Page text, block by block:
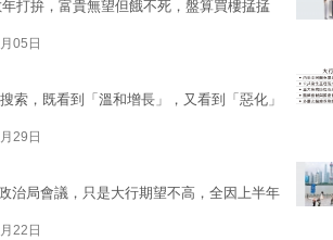
打拚，富貴無望但餓不死，盤算買樓掹掹
05日
索，既看到「溫和增長」，又看到「惡化」
29日
治局會議，只是大行期望不高，全因上半年
22日